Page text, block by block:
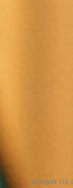
זה מערכת